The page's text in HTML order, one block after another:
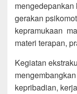
gerakan
kepramukaan
materi terapan,
Kegiatan
kepribadian,